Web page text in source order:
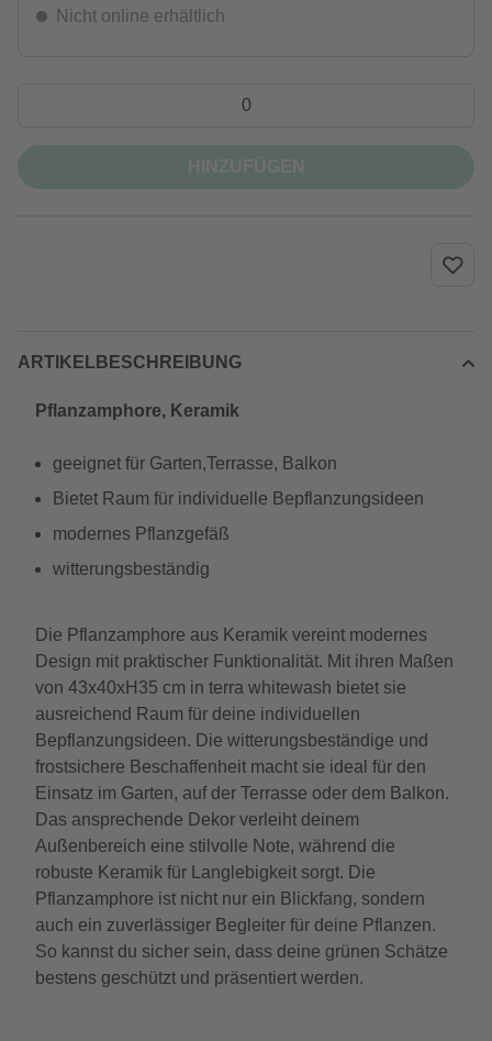
Nicht online erhältlich
ARTIKELBESCHREIBUNG
Pflanzamphore, Keramik
geeignet für Garten,Terrasse, Balkon
Bietet Raum für individuelle Bepflanzungsideen
modernes Pflanzgefäß
witterungsbeständig
Die Pflanzamphore aus Keramik vereint modernes
Design mit praktischer Funktionalität. Mit ihren Maßen
von 43x40xH35 cm in terra whitewash bietet sie
ausreichend Raum für deine individuellen
Bepflanzungsideen. Die witterungsbeständige und
frostsichere Beschaffenheit macht sie ideal für den
Einsatz im Garten, auf der Terrasse oder dem Balkon.
Das ansprechende Dekor verleiht deinem
Außenbereich eine stilvolle Note, während die
robuste Keramik für Langlebigkeit sorgt. Die
Pflanzamphore ist nicht nur ein Blickfang, sondern
auch ein zuverlässiger Begleiter für deine Pflanzen.
So kannst du sicher sein, dass deine grünen Schätze
bestens geschützt und präsentiert werden.